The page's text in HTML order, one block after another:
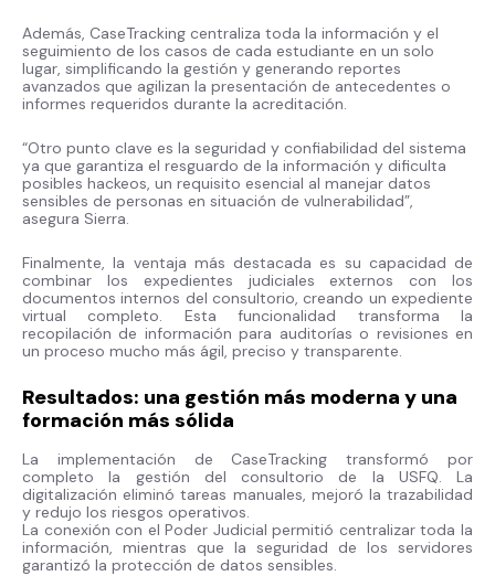
Además, CaseTracking centraliza toda la información y el
seguimiento de los casos de cada estudiante en un solo
lugar, simplificando la gestión y generando reportes
avanzados que agilizan la presentación de antecedentes o
informes requeridos durante la acreditación.
“Otro punto clave es la seguridad y confiabilidad del sistema
ya que garantiza el resguardo de la información y dificulta
posibles hackeos, un requisito esencial al manejar datos
sensibles de personas en situación de vulnerabilidad”,
asegura Sierra.
Finalmente, la ventaja más destacada es su capacidad de
combinar los expedientes judiciales externos con los
documentos internos del consultorio, creando un expediente
virtual completo. Esta funcionalidad transforma la
recopilación de información para auditorías o revisiones en
un proceso mucho más ágil, preciso y transparente.
Resultados: una gestión más moderna y una
formación más sólida
La implementación de CaseTracking transformó por
completo la gestión del consultorio de la USFQ. La
digitalización eliminó tareas manuales, mejoró la trazabilidad
y redujo los riesgos operativos.
La conexión con el Poder Judicial permitió centralizar toda la
información, mientras que la seguridad de los servidores
garantizó la protección de datos sensibles.